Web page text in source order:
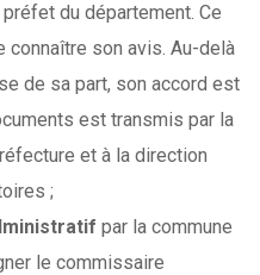
du département. Ce
connaître son avis. Au-delà
de sa part, son accord est
est transmis par la
et à la direction
;
par la commune
le commissaire